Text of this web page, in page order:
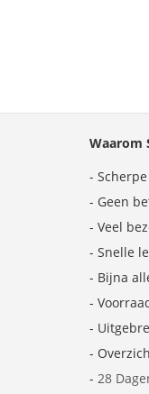
Waarom
-
- Geen
- Veel
- Snelle
- Bijna
-
-
-
- 28